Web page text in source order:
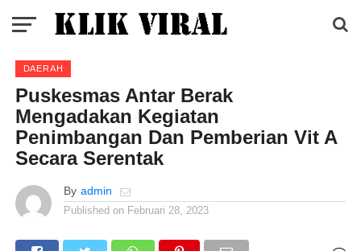
DAERAH
Puskesmas Antar Berak
Mengadakan Kegiatan
Penimbangan Dan Pemberian Vit A
Secara Serentak
By admin
Published on Februari 28, 2023